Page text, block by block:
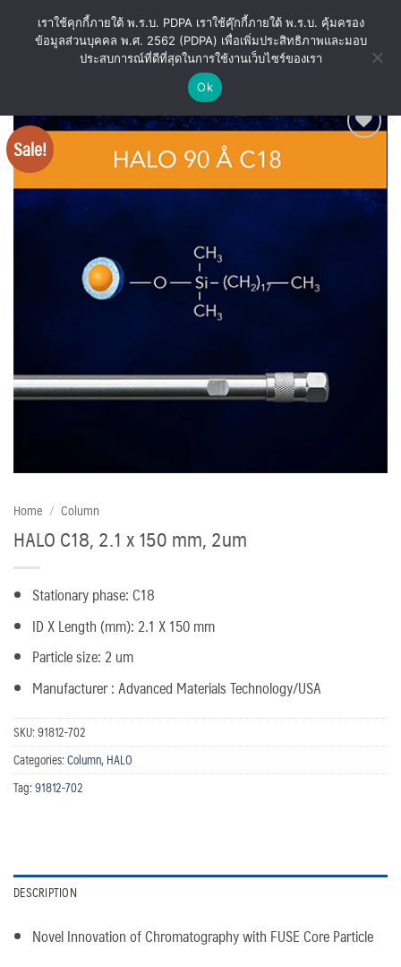
Sale!
wishlist
Home / Column
HALO C18, 2.1 x 150 mm, 2um
Stationary phase: C18
ID X Length (mm): 2.1 X 150 mm
Particle size: 2 um
Manufacturer : Advanced Materials Technology/USA
SKU:91812-702
Categories:Column, HALO
Tag:91812-702
DESCRIPTION
Novel Innovation of Chromatography with FUSE Core Particle
เราใช้คุกกี้ภายใต้ พ.ร.บ. PDPA เราใช้คุ๊กกี้ภายใต้ พ.ร.บ. คุ้มครอง
ข้อมูลส่วนบุคคล พ.ศ. 2562 (PDPA) เพื่อเพิ่มประสิทธิภาพและมอบ
ประสบการณ์ที่ดีที่สุดในการใช้งานเว็บไซร์ของเรา
Ok